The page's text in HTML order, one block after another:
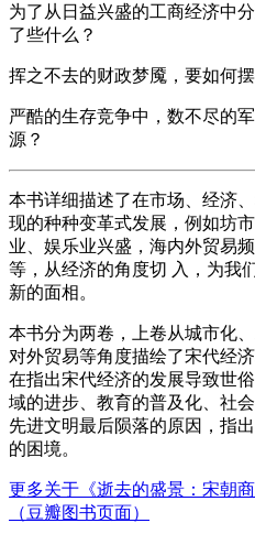
为了从日益兴盛的工商经济中
了些什么？
挥之不去的财政梦魇，要如何摆
严酷的生存竞争中，数不尽的
源？
本书详细描述了在市场、经济
现的种种变革式发展，例如坊
业、娱乐业兴盛，海内外贸易
等，从经济的角度切 入，为我
新的面相。
本书分为两卷，上卷从城市化
对外贸易等角度描绘了宋代经
在指出宋代经济的发展导致世
域的进步、教育的普及化、社
先进文明最后陨落的原因，指
的困境。
更多关于《逝去的盛景：宋朝
（豆瓣图书页面）